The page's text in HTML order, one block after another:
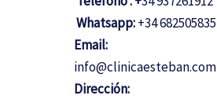
Whatsapp:+34 682505835
Email:
info@clinicaesteban.com
Dirección: